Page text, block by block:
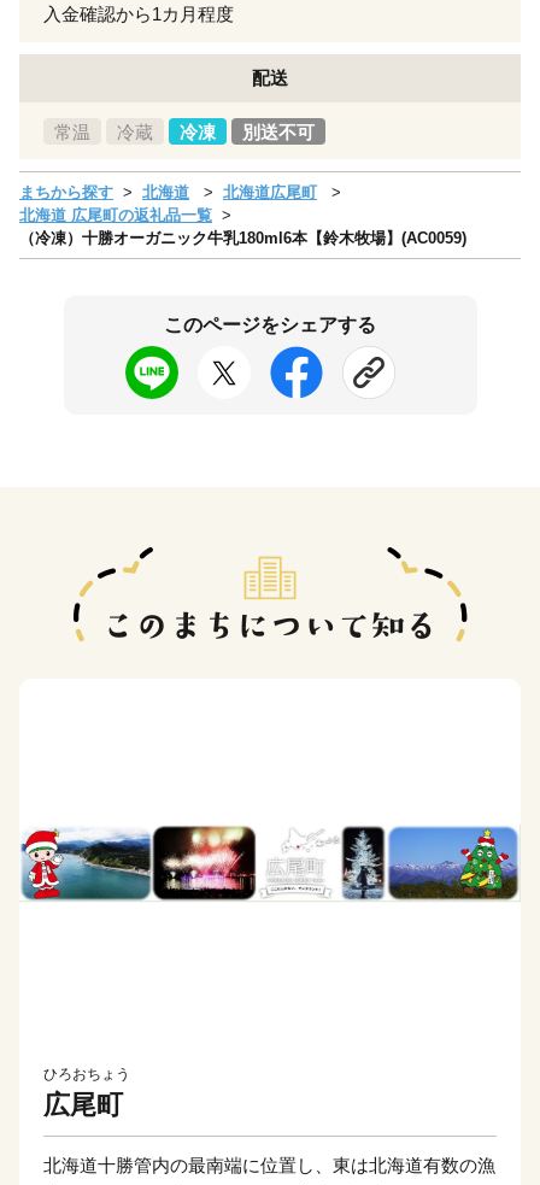
入金確認から1カ月程度
配送
常温 冷蔵 冷凍 別送不可
まちから探す 北海道
北海道広尾町
北海道 広尾町の返礼品一覧
（冷凍）十勝オーガニック牛乳180ml6本【鈴木牧場】(AC0059)
このページをシェアする
ひろおちょう
広尾町
北海道十勝管内の最南端に位置し、東は北海道有数の漁